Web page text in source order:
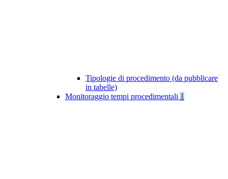
Tipologie di procedimento (da pubblicare
in tabelle)
Monitoraggio tempi procedimentali 1